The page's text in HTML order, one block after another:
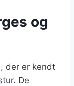
og
der er kendt
De